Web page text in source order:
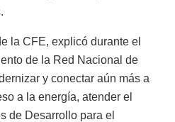
la CFE, explicó durante el
de la Red Nacional de
y conectar aún más a
a la energía, atender el
de Desarrollo para el